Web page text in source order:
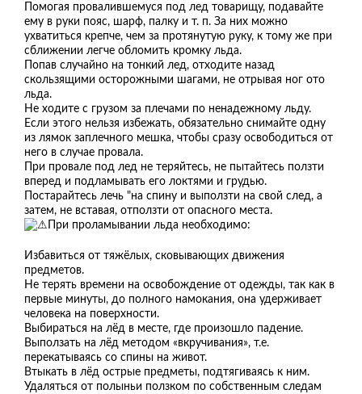
Помогая провалившемуся под лед товарищу, подавайте
ему в руки пояс, шарф, палку и т. п. За них можно
ухватиться крепче, чем за протянутую руку, к тому же при
сближении легче обломить кромку льда.
Попав случайно на тонкий лед, отходите назад
скользящими осторожными шагами, не отрывая ног ото
льда.
Не ходите с грузом за плечами по ненадежному льду.
Если этого нельзя избежать, обязательно снимайте одну
из лямок заплечного мешка, чтобы сразу освободиться от
него в случае провала.
При провале под лед не теряйтесь, не пытайтесь ползти
вперед и подламывать его локтями и грудью.
Постарайтесь лечь "на спину и выползти на свой след, а
затем, не вставая, отползти от опасного места.
При проламывании льда необходимо:
Избавиться от тяжёлых, сковывающих движения
предметов.
Не терять времени на освобождение от одежды, так как в
первые минуты, до полного намокания, она удерживает
человека на поверхности.
Выбираться на лёд в месте, где произошло падение.
Выползать на лёд методом «вкручивания», т.е.
перекатываясь со спины на живот.
Втыкать в лёд острые предметы, подтягиваясь к ним.
Удаляться от полыньи ползком по собственным следам